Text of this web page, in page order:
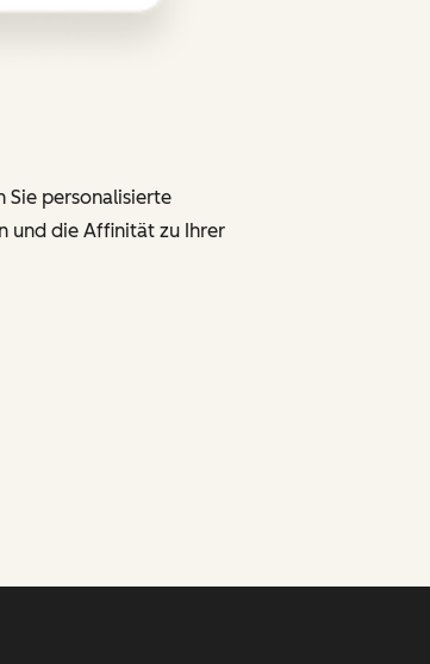
Sie personalisierte
und die Affinität zu Ihrer